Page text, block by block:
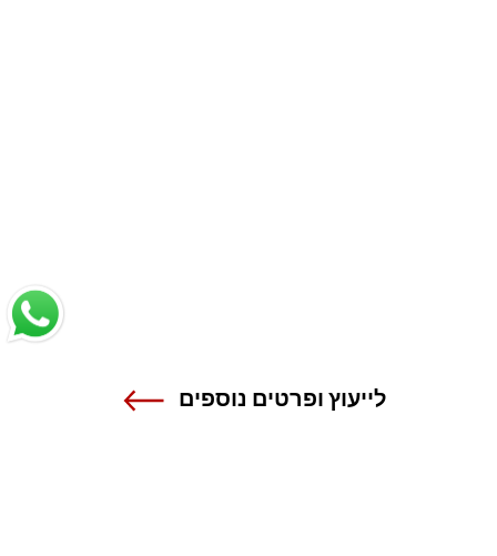
לייעוץ ופרטים נוספים